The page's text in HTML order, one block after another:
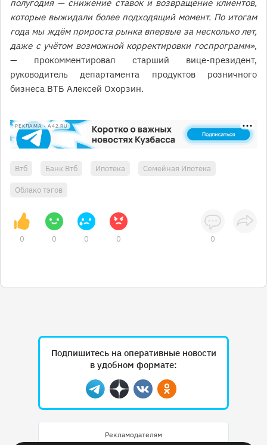
полугодия — снижение ставок и возвращение клиентов,
которые выжидали более подходящий момент. По итогам
года мы ждём прироста рынка впервые за несколько лет,
даже с учётом возможной корректировки госпрограмм»,
— прокомментировал старший вице-президент,
руководитель департамента продуктов розничного
бизнеса ВТБ Алексей Охорзин.
РЕКЛАМА • A42.RU
Втб Банк Втб Ипотека Семейная Ипотека
Облако тэгов
0 0 0 0 0
Подпишитесь на оперативные новости
в удобном формате:
Telegram
ДзенВконтактеОдноклассники
Рекламодателям